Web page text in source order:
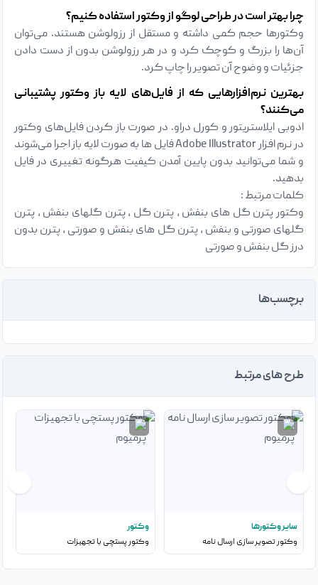
چرا بهتر است در طراحی لوگو از وکتور استفاده کنیم؟
وکتورها حجم کمی داشته و مستقل از رزولوشن هستند. می‌توان
آن‌ها را بزرگ و کوچک کرد و در هر رزولوشن بدون از دست دادن
جزئیات و وضوح آن تصویر را چاپ کرد.
بهترین نرم‌افزارهایی که از فایل‌های لایه باز وکتور پشتیبانی
می‌کنند؟
ادوبی ایلاستریتور و کورل دراو. در صورت باز کردن فایل‌های وکتور
در نرم افزار Adobe Illustrator فایل ها به صورت لایه باز اجرا می‌شوند
و شما می‌توانید بدون پایین آمدن کیفیت هرگونه تغییری در فایل
بدهید.
کلمات مرتبط :
وکتور پترن گل های بنفش ، پترن گل ، پترن گلهای بنفش ، پترن
گلهای صورتی و بنفش ، پترن گل های بنفش و صورتی ، پترن بدون
درز گل بنفش و صورتی
برچسب‌ها
طرح های مرتبط
سایر وکتورها
وکتور تصویر سازی ارسال نامه
وکتور
وکتور پستچی با تجهیزات